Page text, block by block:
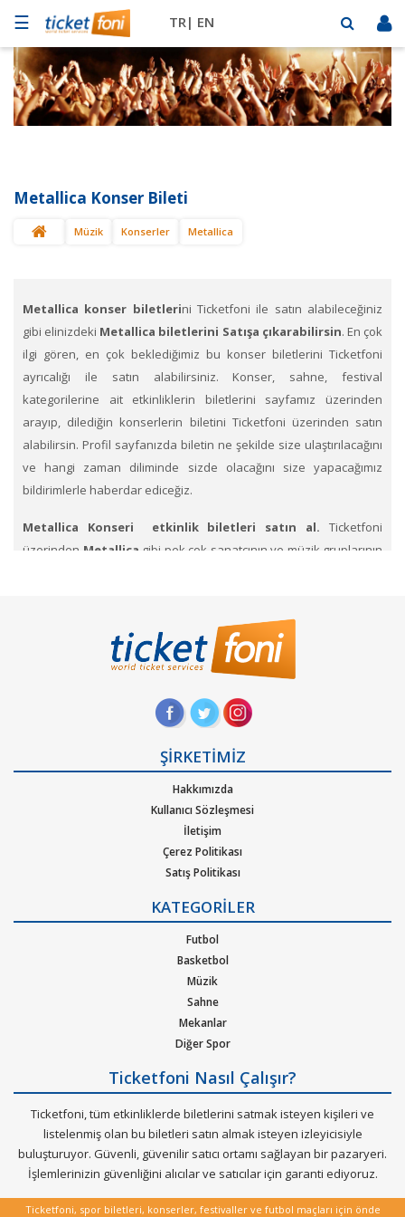
☰ TR| EN
Futbol
Basketbol
Mekanlar
Diğer
SAT
Metallica Konser Bileti
Müzik Konserler Metallica
Metallica konser biletlerini Ticketfoni ile satın alabileceğiniz
gibi elinizdeki Metallica biletlerini Satışa çıkarabilirsin. En çok
ilgi gören, en çok beklediğimiz bu konser biletlerini Ticketfoni
ayrıcalığı ile satın alabilirsiniz. Konser, sahne, festival
kategorilerine ait etkinliklerin biletlerini sayfamız üzerinden
arayıp, dilediğin konserlerin biletini Ticketfoni üzerinden satın
alabilirsin. Profil sayfanızda biletin ne şekilde size ulaştırılacağını
ve hangi zaman diliminde sizde olacağını size yapacağımız
bildirimlerle haberdar ediceğiz.
Metallica Konseri etkinlik biletleri satın al. Ticketfoni
üzerinden Metallica gibi pek çok sanatçının ve müzik gruplarının
Metallica konser bileti satın almak içinTicketfoni'ye üye
olunuz. Bilet seçiminizi yapınız. (Katılmak istediğiniz etkinlik ya da
etkinliklere ait siteye optimize edilmiş oturma planları ve kategori
adımına geçiniz. Artık biletiniz hazır.
Hangi müzik türlerinde Ticketfoniden bilet bulup
satınalabilirim. Müzik türlerinden Alternatif, Dans – Elektronik
pop, rock, blues, New Age, caz, klasik, Latin Tango ska, reggae,
metal, hip-hop ya da r&b gibi pek çok müzik türleri için
oluşturulan etkinliklere bilet bulabilirsiniz. Elinizdeki
gidemeyeceğiniz konserlerin biletlerini de satabileceğiniz çok
özel bir hizmeti Ticketfoni sizler için sunuyor.
Dünya çapında en çok dinlenen, dünyada en çok konser veren
sanatçıların soluksuz konser turneleriyle biletleri günler
öncesinden tükenen etkinliklerin biletlerini Ticketfoni
güvencesiyle satın alabilirisiniz.
ŞİRKETİMİZ
Hakkımızda
Kullanıcı Sözleşmesi
İletişim
Çerez Politikası
Satış Politikası
Kurumsal Ağırlama
Nasıl Çalışır
Bilet Tipi ve Teslimat
Üyelik Doğrulama
Sık Sorulan Sorular
KATEGORİLER
Futbol
Basketbol
Müzik
Sahne
Mekanlar
Diğer Spor
Ticketfoni Nasıl Çalışır?
Ticketfoni, tüm etkinliklerde biletlerini satmak isteyen kişileri ve
listelenmiş olan bu biletleri satın almak isteyen izleyicisiyle
buluşturuyor. Güvenli, güvenilir satıcı ortamı sağlayan bir pazaryeri.
İşlemlerinizin güvenliğini alıcılar ve satıcılar için garanti ediyoruz.
Ticketfoni, spor biletleri, konserler, festivaller ve futbol maçları için önde